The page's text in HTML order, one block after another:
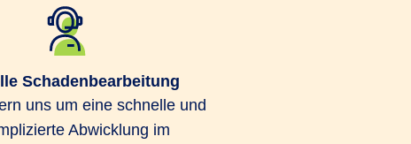
Schadenbearbeitung
uns um eine schnelle und
Abwicklung im